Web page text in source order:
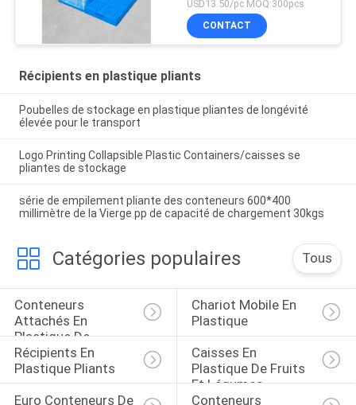
USD13.50/pc MOQ:300pcs
CONTACT
Récipients en plastique pliants
Poubelles de stockage en plastique pliantes de longévité
élevée pour le transport
Logo Printing Collapsible Plastic Containers/caisses se
pliantes de stockage
série de empilement pliante des conteneurs 600*400
millimètre de la Vierge pp de capacité de chargement 30kgs
Catégories populaires Tous
Conteneurs
Attachés En
Plastique De
Couvercle
Chariot Mobile En
Plastique
Récipients En
Plastique Pliants
Caisses En
Plastique De Fruits
Et Légumes
Euro Conteneurs De
Conteneurs